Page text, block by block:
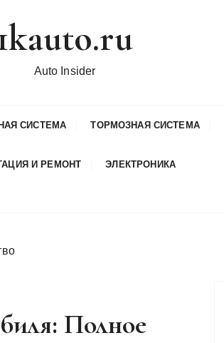
Auto Insider
СИСТЕМА ТОРМОЗНАЯ СИСТЕМА
И РЕМОНТ ЭЛЕКТРОНИКА
Полное